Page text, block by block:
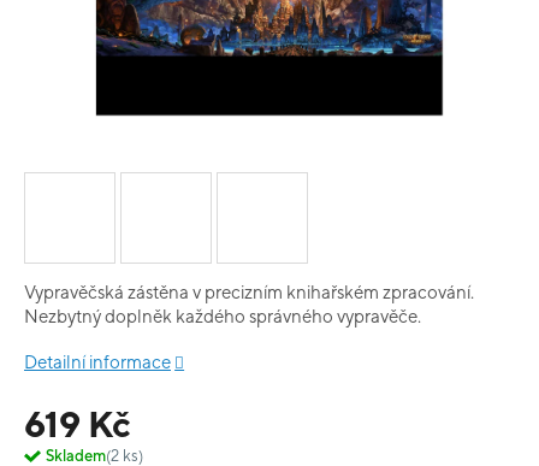
619 Kč
Skladem(2 ks)
Vypravěčská zástěna v precizním knihařském zpracování.
Nezbytný doplněk každého správného vypravěče.
Detailní informace